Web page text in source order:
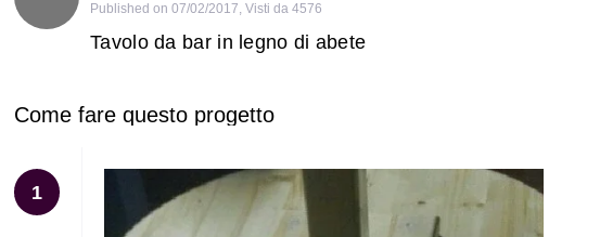
Published on 07/02/2017, Visti da 4576
Tavolo da bar in legno di abete
Come fare questo progetto
1